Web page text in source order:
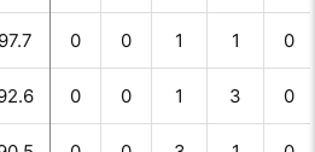
97.7 0 0 1 1 0
0 0 1 3 0